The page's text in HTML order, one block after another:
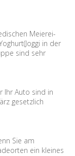
Meierei-
in der
sind sehr
Ihr Auto sind in
gesetzlich
Sie am
ein kleines